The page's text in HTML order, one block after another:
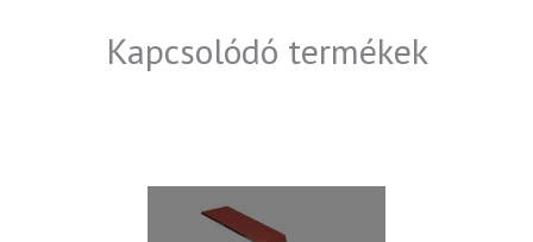
Kapcsolódó termékek